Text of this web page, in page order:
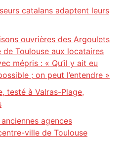
catalans adaptent leurs
ouvrières des Argoulets
Toulouse aux locataires
mépris : « Qu’il y ait eu
; on peut l’entendre »
testé à Valras-Plage,
agences
ville de Toulouse